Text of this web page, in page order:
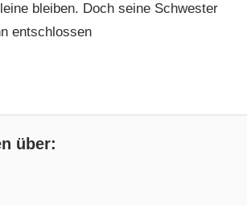
bleiben. Doch seine Schwester
entschlossen
über: